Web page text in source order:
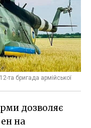
та бригада армійської
дозволяє
на